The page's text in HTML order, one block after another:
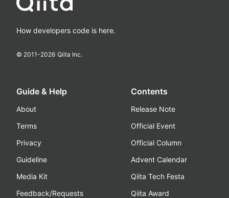
How developers code is here.
© 2011-2026 Qiita Inc.
Guide & Help
About
Terms
Privacy
Guideline
Media Kit
Feedback/Requests
Contents
Release Note
Official Event
Official Column
Advent Calendar
Qiita Tech Festa
Qiita Award